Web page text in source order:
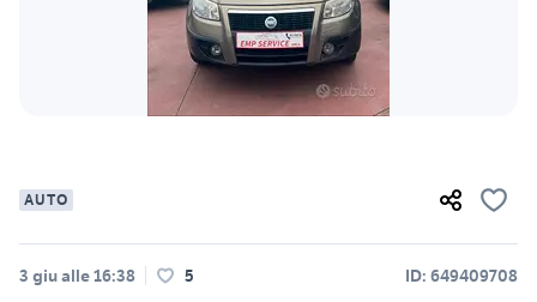
AUTO
3 giu alle 16:38 5 ID: 649409708